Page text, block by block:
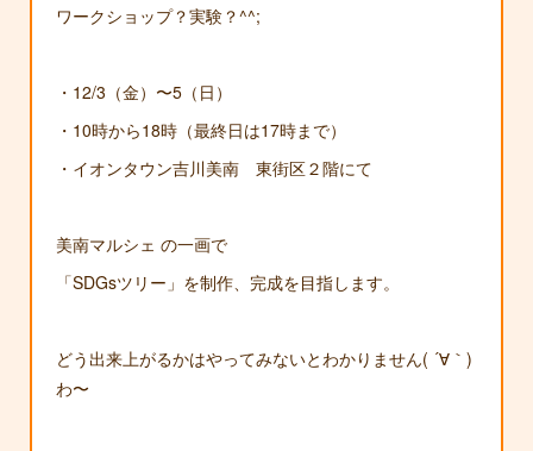
ワークショップ？実験？^^;
・12/3（金）〜5（日）
・10時から18時（最終日は17時まで）
・イオンタウン吉川美南 東街区２階にて
美南マルシェ の一画で
「SDGsツリー」を制作、完成を目指します。
どう出来上がるかはやってみないとわかりません( ´∀｀)
わ〜